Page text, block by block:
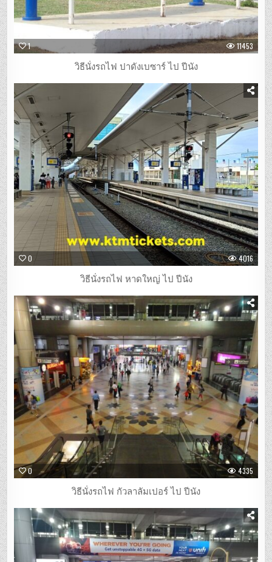
1 11453
วิธีนั่งรถไฟ ปาดังเบซาร์ ไป ปีนัง
0 4016
วิธีนั่งรถไฟ หาดใหญ่ ไป ปีนัง
0 4335
วิธีนั่งรถไฟ กัวลาลัมเปอร์ ไป ปีนัง